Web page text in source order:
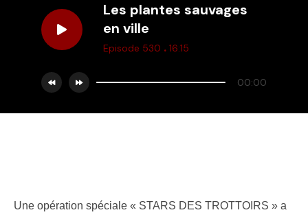
Les plantes sauvages
en ville
Episode 530 . 16:15
00:00
Une opération spéciale « STARS DES TROTTOIRS » a